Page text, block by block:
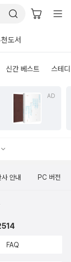
도서
신간 베스트 스테
AD
사 안내 PC 버전
FAQ